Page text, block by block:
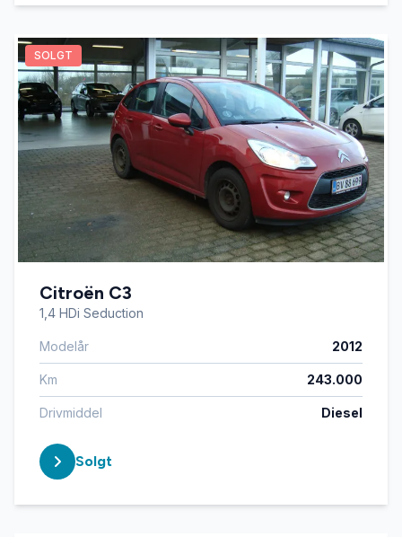
SOLGT
Citroën C3
1,4 HDi Seduction
Modelår 2012
Km 243.000
Drivmiddel Diesel
Solgt